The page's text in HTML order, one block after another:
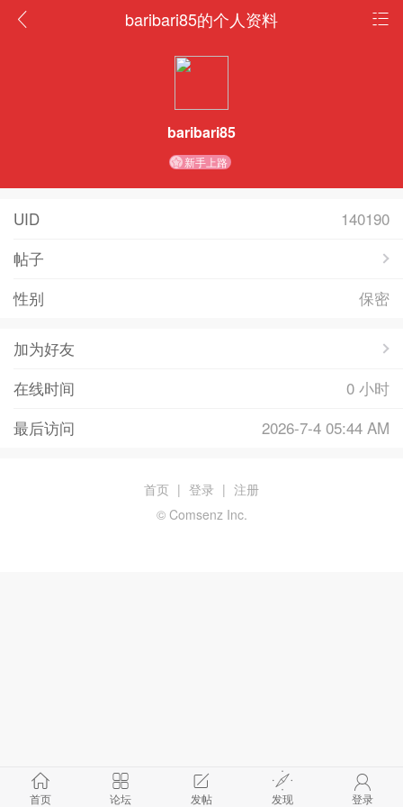
baribari85的个人资料
baribari85
新手上路
UID
140190
帖子
性别
保密
加为好友
在线时间
0 小时
最后访问
2026-7-4 05:44 AM
首页 论坛 发帖 发现 登录
首页 | 登录 | 注册
© Comsenz Inc.